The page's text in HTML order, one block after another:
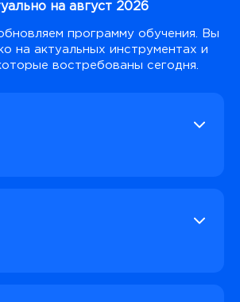
на август 2026
программу обучения. Вы
на актуальных инструментах и
востребованы сегодня.